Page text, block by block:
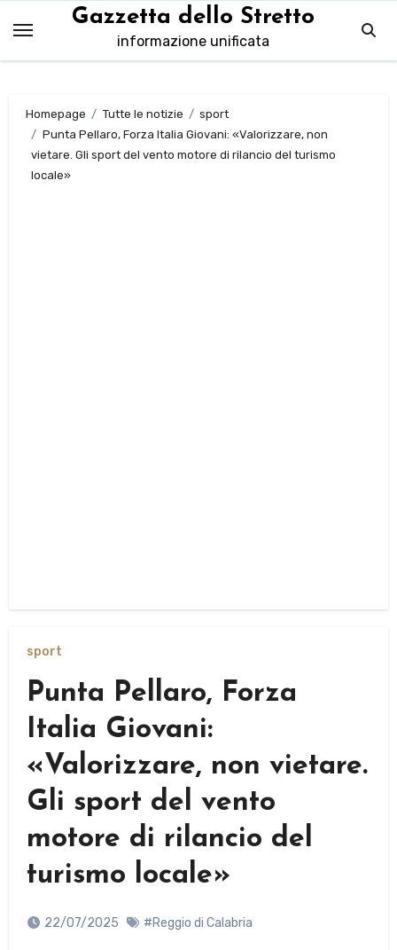
contenuto
Gazzetta dello Stretto
informazione unificata
Homepage Tutte le notizie
sport
Punta Pellaro, Forza Italia Giovani: «Valorizzare, non
vietare. Gli sport del vento motore di rilancio del turismo
locale»
sport
Punta Pellaro, Forza
Italia Giovani:
«Valorizzare, non vietare.
Gli sport del vento
motore di rilancio del
turismo locale»
22/07/2025 #Reggio di Calabria